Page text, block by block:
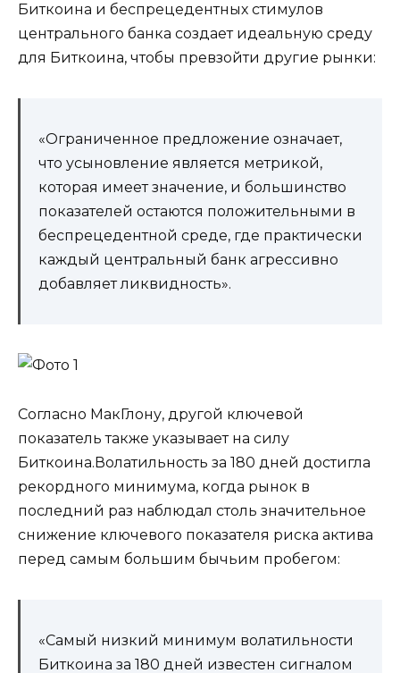
Биткоина и беспрецедентных стимулов
центрального банка создает идеальную среду
для Биткоина, чтобы превзойти другие рынки:
«Ограниченное предложение означает,
что усыновление является метрикой,
которая имеет значение, и большинство
показателей остаются положительными в
беспрецедентной среде, где практически
каждый центральный банк агрессивно
добавляет ликвидность».
Согласно МакГлону, другой ключевой
показатель также указывает на силу
Биткоина.Волатильность за 180 дней достигла
рекордного минимума, когда рынок в
последний раз наблюдал столь значительное
снижение ключевого показателя риска актива
перед самым большим бычьим пробегом:
«Самый низкий минимум волатильности
Биткоина за 180 дней известен сигналом